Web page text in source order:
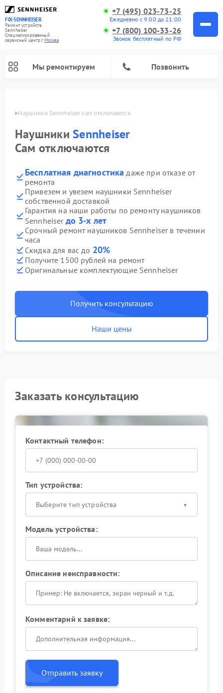
FIX-SENNHEISER
Ремонт устройств
Sennheiser
Специализированный
cервисный центр г.Москва
+7 (495) 023-73-25
Ежедневно с 9:00 до 21:00
+7 (800) 100-33-26
Звонок бесплатный по РФ
Мы ремонтируем Позвонить
Наушники Sennheiser сам отключаются
НаушникиSennheiser
Сам отключаются
Бесплатная диагностика даже при отказе от
ремонта
Привезем и увезем наушники Sennheiser
собственной доставкой
Гарантия на наши работы по ремонту наушников
Sennheiser до 3-х лет
Срочный ремонт наушников Sennheiser в течении
часа
Скидка для вас до 20%
Получите 1500 рублей на ремонт
Оригинальные комплектующие Sennheiser
Получить консультацию
Наши цены
Заказать консультацию
Контактный телефон:
Тип устройства:
Выберите тип устройства
Модель устройства:
Описание неисправности:
Комментарий к заявке:
Отправить заявку